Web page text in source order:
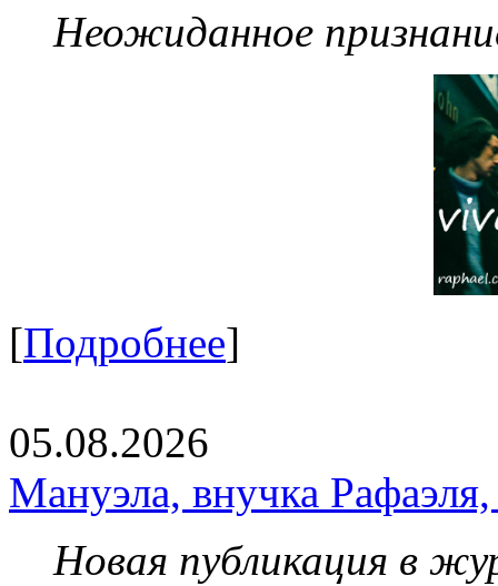
Неожиданное
[Подробнее]
05.08.2026
Мануэла, внучка
Новая публикация в